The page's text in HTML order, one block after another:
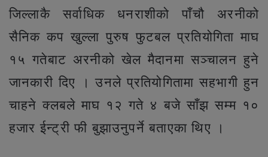
जिल्लाकै सर्वाधिक धनराशीको पाँचौ अरनीको
सैनिक कप खुल्ला पुरुष फुटबल प्रतियोगिता माघ
१५ गतेबाट अरनीको खेल मैदानमा सञ्चालन हुने
जानकारी दिए । उनले प्रतियोगितामा सहभागी हुन
चाहने क्लबले माघ १२ गते ४ बजे साँझ सम्म १०
हजार ईन्ट्री फी बुझाउनुपर्ने बताएका थिए ।